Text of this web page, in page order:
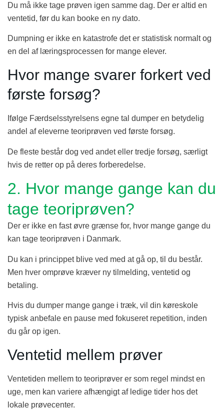
Du må ikke tage prøven igen samme dag. Der er altid en
ventetid, før du kan booke en ny dato.
Dumpning er ikke en katastrofe det er statistisk normalt og
en del af læringsprocessen for mange elever.
Hvor mange svarer forkert ved
første forsøg?
Ifølge Færdselsstyrelsens egne tal dumper en betydelig
andel af eleverne teoriprøven ved første forsøg.
De fleste består dog ved andet eller tredje forsøg, særligt
hvis de retter op på deres forberedelse.
2. Hvor mange gange kan du
tage teoriprøven?
Der er ikke en fast øvre grænse for, hvor mange gange du
kan tage teoriprøven i Danmark.
Du kan i princippet blive ved med at gå op, til du består.
Men hver omprøve kræver ny tilmelding, ventetid og
betaling.
Hvis du dumper mange gange i træk, vil din køreskole
typisk anbefale en pause med fokuseret repetition, inden
du går op igen.
Ventetid mellem prøver
Ventetiden mellem to teoriprøver er som regel mindst en
uge, men kan variere afhængigt af ledige tider hos det
lokale prøvecenter.